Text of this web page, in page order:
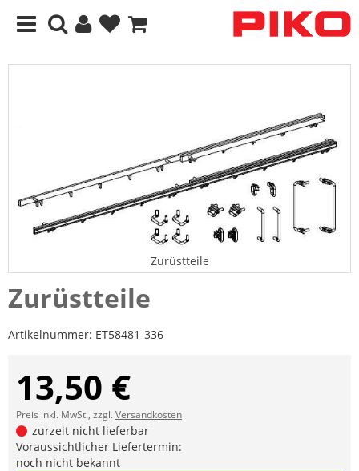
Zurüstteile
Zurüstteile
Artikelnummer: ET58481-336
13,50 €
Preis inkl. MwSt., zzgl.Versandkosten
zurzeit nicht lieferbar
Voraussichtlicher Liefertermin:
noch nicht bekannt